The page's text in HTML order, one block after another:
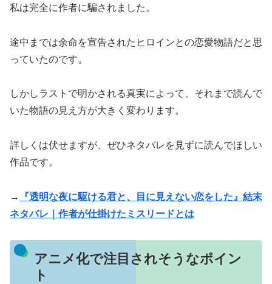
私は完全に作者に騙されました。
途中までは余命を宣告されたヒロインとの恋愛物語だと思
っていたのです。
しかしラストで明かされる真実によって、それまで読んで
いた物語の見え方が大きく変わります。
詳しくは伏せますが、ぜひネタバレを見ずに読んでほしい
作品です。
→
『透明な夜に駆ける君と、目に見えない恋をした』結末
ネタバレ｜作者が仕掛けたミスリードとは
アニメ化で注目されそうなポイン
ト